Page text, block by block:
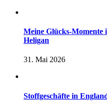
Meine Glücks-Momente
Heligan
31. Mai 2026
Stoffgeschäfte in